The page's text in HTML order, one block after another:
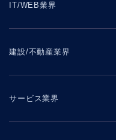
IT/WEB業界
建設/不動産業界
サービス業界